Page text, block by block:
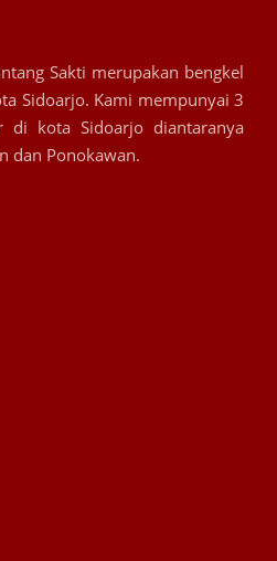
Sakti merupakan bengkel
Sidoarjo. Kami mempunyai 3
di kota Sidoarjo diantaranya
dan Ponokawan.